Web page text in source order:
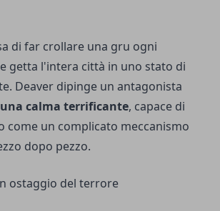
di far crollare una gru ogni
getta l'intera città in uno stato di
Deaver dipinge un antagonista
calma terrificante, capace di
come un complicato meccanismo
dopo pezzo.
ostaggio del terrore